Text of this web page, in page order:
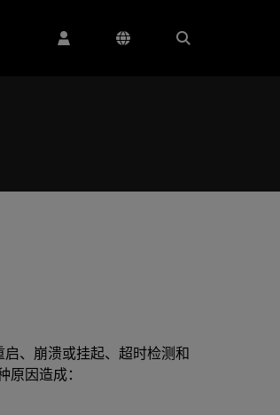
、崩溃或挂起、超时检测和
因造成：